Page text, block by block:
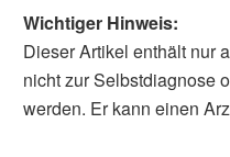
Wichtiger Hinweis:
Dieser Artikel enthält nur
nicht zur Selbstdiagnose
werden. Er kann einen